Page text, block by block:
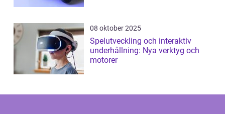
08 oktober 2025
Spelutveckling och interaktiv
underhållning: Nya verktyg och
motorer